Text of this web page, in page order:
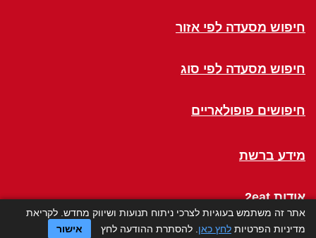
חיפוש מסעדה לפי אזור
חיפוש מסעדה לפי סוג
חיפושים פופולאריים
מידע ברשת
אודות 2eat
Click a Table
אתר זה משתמש בעוגיות לצרכי ניתוח תנועות ושיווק מחדש. לקריאת
מדיניות הפרטיות לחץ כאן . להסתרת ההודעה לחץ אישור